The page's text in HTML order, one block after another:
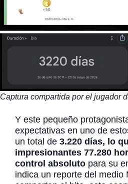
Captura compartida por el jugador
Y este pequeño
expectativas en uno de
un total de 3.220 días, lo
impresionantes 77.280
control absoluto para su
indica un reporte del medio